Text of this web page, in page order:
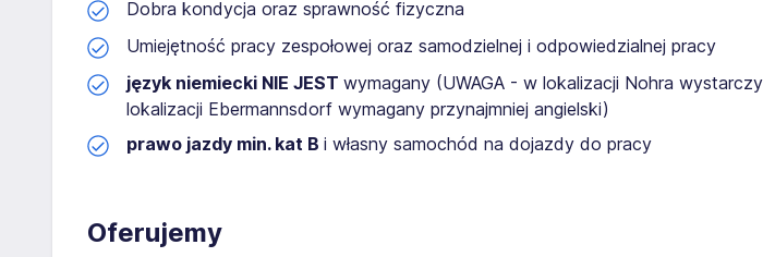
Dobra kondycja oraz sprawność fizyczna
Umiejętność pracy zespołowej oraz samodzielnej i odpowiedzialnej pracy
język niemiecki NIE JEST wymagany (UWAGA - w lokalizacji Nohra
lokalizacji Ebermannsdorf wymagany przynajmniej angielski)
prawo jazdy min. kat B i własny samochód na dojazdy do pracy
Oferujemy